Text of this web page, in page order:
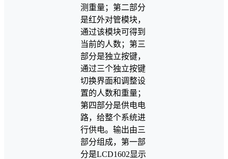
测重量；第二部分
是红外对管模块，
通过该模块可得到
当前的人数；第三
部分是独立按键，
通过三个独立按键
切换界面和调整设
置的人数和重量；
第四部分是供电电
路，给整个系统进
行供电。输出由三
部分组成，第一部
分是LCD1602显示